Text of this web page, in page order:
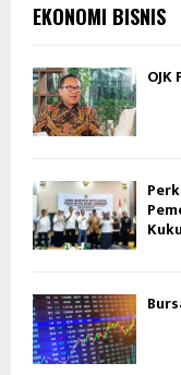
EKONOMI BISNIS